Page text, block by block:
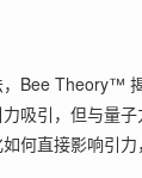
Bee Theory™
吸引，但与量
何直接影响引